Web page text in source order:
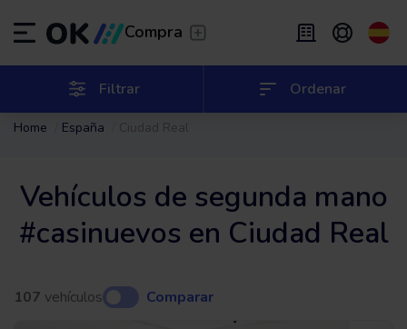
Compra
Transfer/ Deja que te lleven
Renting flexible De 2 a 9 meses
Renting/ De 24 a 60 meses
Filtrar Ordenar
Español (ES)
EN English (UK)
Home España Ciudad Real
Vehículos de segunda mano
#casinuevos en Ciudad Real
107 vehículos Comparar